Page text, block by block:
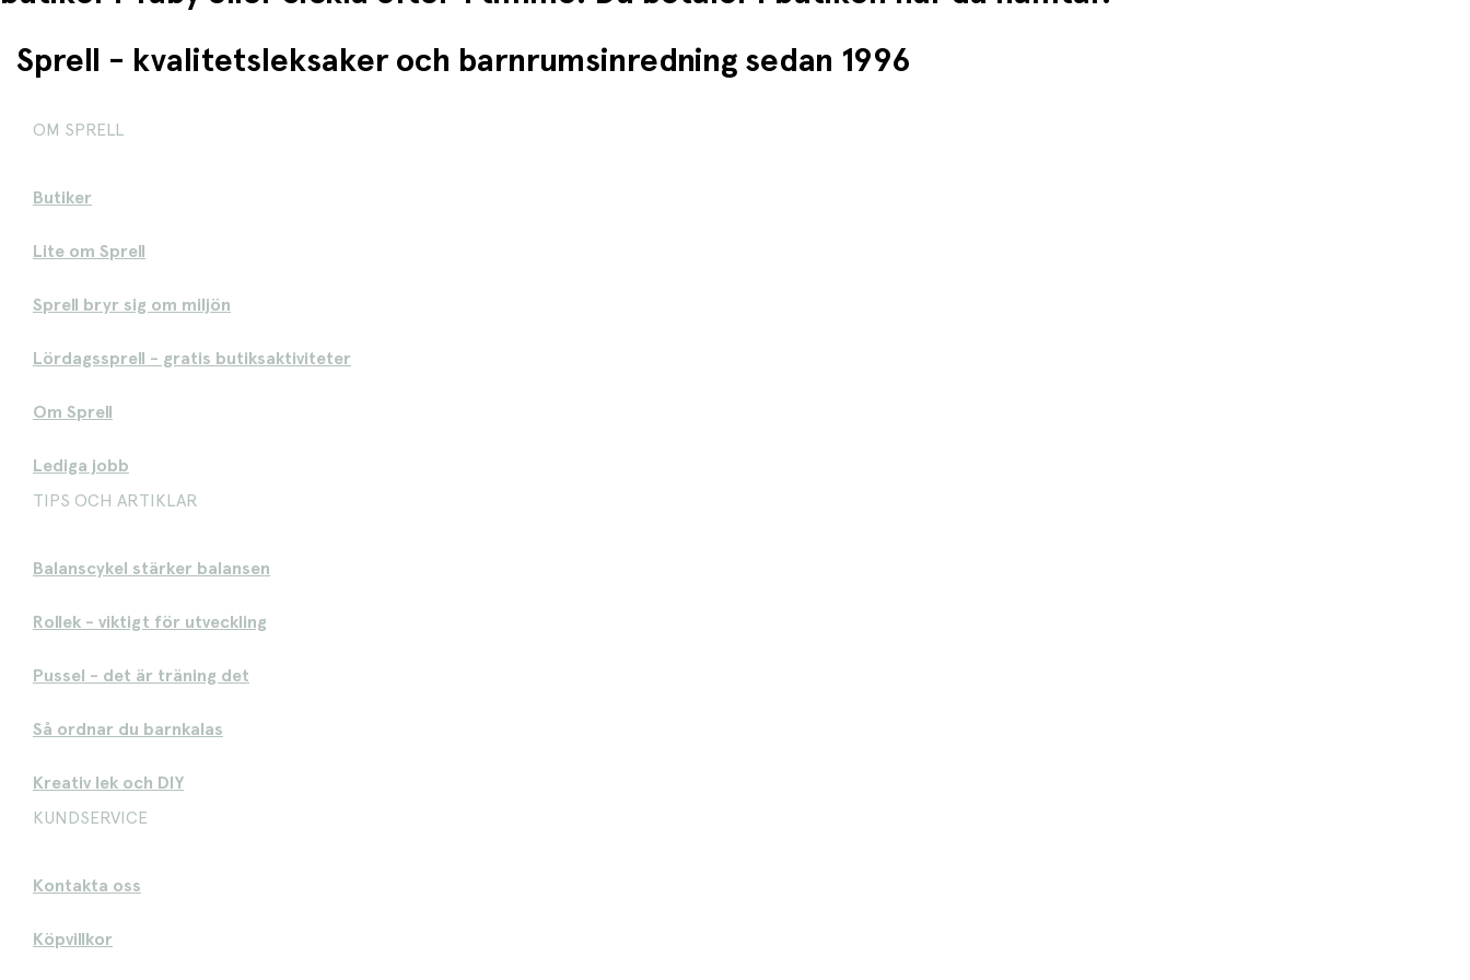
Sprell - kvalitetsleksaker och barnrumsinredning sedan 1996
OM SPRELL
Butiker
Lite om Sprell
Sprell bryr sig om miljön
Lördagssprell - gratis butiksaktiviteter
Om Sprell
Lediga jobb
TIPS OCH ARTIKLAR
Balanscykel stärker balansen
Rollek - viktigt för utveckling
Pussel - det är träning det
Så ordnar du barnkalas
Kreativ lek och DIY
KUNDSERVICE
Kontakta oss
Köpvillkor